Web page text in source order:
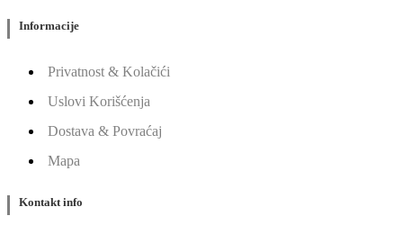
Informacije
Privatnost & Kolačići
Uslovi Korišćenja
Dostava & Povraćaj
Mapa
Kontakt info